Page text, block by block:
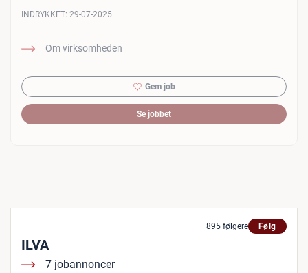
Om virksomheden
INDRYKKET: 29-07-2025
Gem job
Se jobbet
895 følgere Følg
ILVA
7 jobannoncer